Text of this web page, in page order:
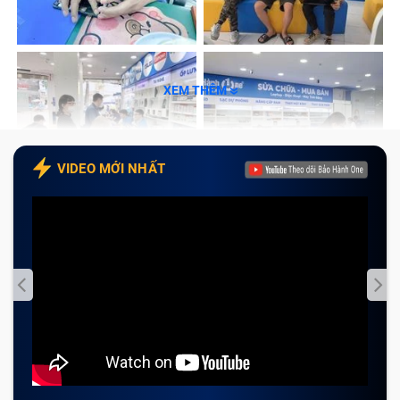
Dấu hiệu cần thay màn hình điện thoại
Nokia C2 2020
Trong quá trình sử dụng, màn hình điện thoại có các
dấu hiệu sau đây, Bảo Hành One khuyên bạn cần đưa
máy đến những trung tâm có uy tín để được kiểm tra,
tránh để lâu dài ảnh hưởng đến các bộ phận lân cận
XEM THÊM
VIDEO MỚI NHẤT